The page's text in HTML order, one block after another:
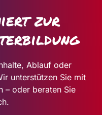
zur
Ablauf oder
unterstützen Sie mit
– oder beraten Sie